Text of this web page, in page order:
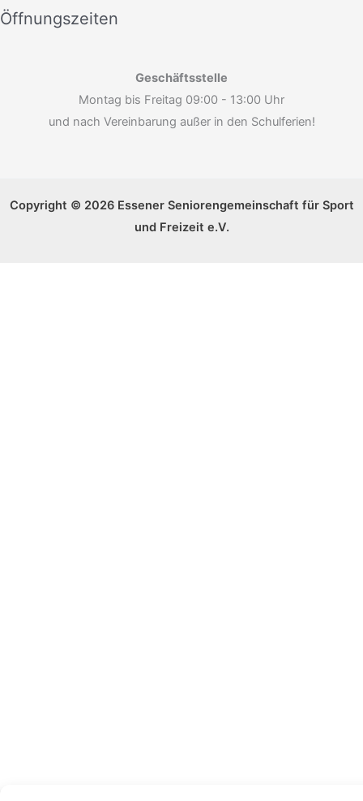
Öffnungszeiten
Geschäftsstelle
Montag bis Freitag 09:00 - 13:00 Uhr
und nach Vereinbarung außer in den Schulferien!
Copyright © 2026 Essener Seniorengemeinschaft für Sport
und Freizeit e.V.